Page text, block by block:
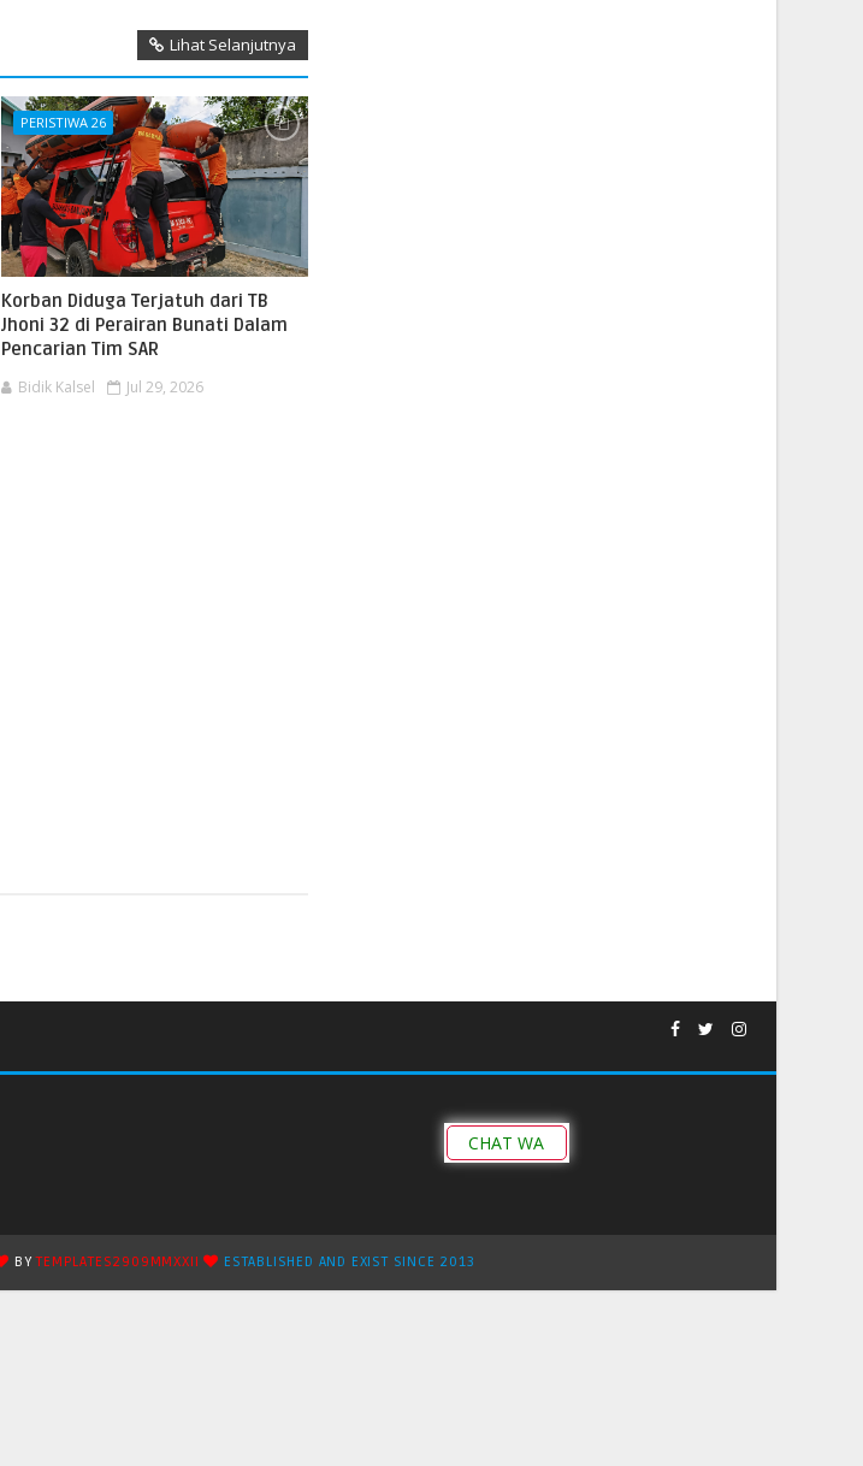
Lihat Selanjutnya
PERISTIWA 26
Korban Diduga Terjatuh dari TB
Jhoni 32 di Perairan Bunati Dalam
Pencarian Tim SAR
Bidik Kalsel Jul 29, 2026
CHAT WA
BYTEMPLATES2909MMXXII ESTABLISHED AND EXIST SINCE 2013